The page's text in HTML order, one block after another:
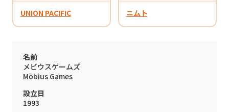
UNION PACIFIC ニムト
名前
メビウスゲームズ
Möbius Games
設立日
1993